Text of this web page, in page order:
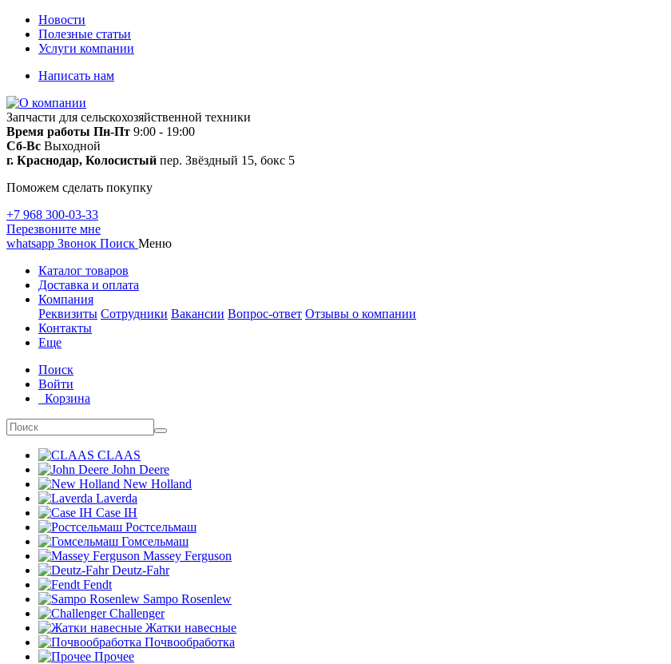
Новости
Полезные статьи
Услуги компании
Написать нам
Запчасти для сельскохозяйственной техники
Время работы Пн-Пт 9:00 - 19:00
Сб-Вс Выходной
г. Краснодар, Колосистый пер. Звёздный 15, бокс 5
Поможем сделать покупку
+7 968 300-03-33
Перезвоните мне
whatsapp Звонок Поиск Меню
Каталог товаров
Доставка и оплата
Компания
Реквизиты Сотрудники Вакансии Вопрос-ответ Отзывы о компании
Контакты
Еще
Поиск
Войти
Корзина
CLAAS
John Deere
New Holland
Laverda
Case IH
Ростсельмаш
Гомсельмаш
Massey Ferguson
Deutz-Fahr
Fendt
Sampo Rosenlew
Challenger
Жатки навесные
Почвообработка
Прочее